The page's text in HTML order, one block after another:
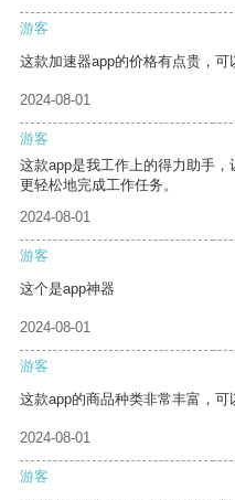
游客
这款加速器app的价格有点贵，可
2024-08-01
游客
这款app是我工作上的得力助手
更轻松地完成工作任务。
2024-08-01
游客
这个是app神器
2024-08-01
游客
这款app的商品种类非常丰富，可
2024-08-01
游客